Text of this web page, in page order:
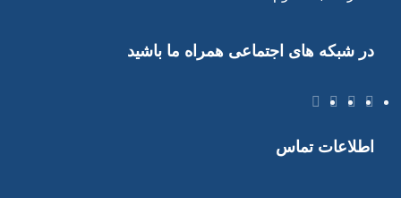
در شبکه های اجتماعی همراه ما باشید
اطلاعات تماس